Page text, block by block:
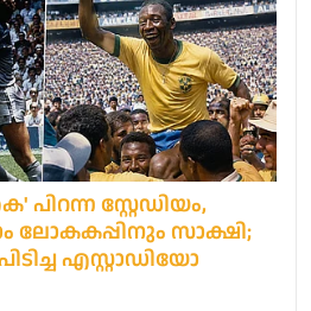
സ്റ്റേഡിയം,
ലോകകപ്പിനും സാക്ഷി;
എസ്റ്റാഡിയോ